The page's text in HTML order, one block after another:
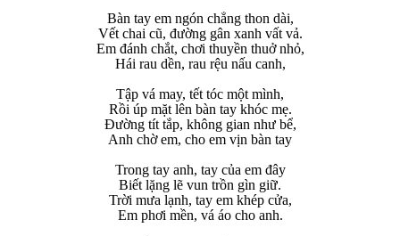
Bàn tay em ngón chẳng thon dài,
Vết chai cũ, đường gân xanh vất vả.
Em đánh chắt, chơi thuyền thuở nhỏ,
Hái rau dền, rau rệu nấu canh,
Tập vá may, tết tóc một mình,
Rồi úp mặt lên bàn tay khóc mẹ.
Đường tít tắp, không gian như bể,
Anh chờ em, cho em vịn bàn tay
Trong tay anh, tay của em đây
Biết lặng lẽ vun trồn gìn giữ.
Trời mưa lạnh, tay em khép cửa,
Em phơi mền, vá áo cho anh.